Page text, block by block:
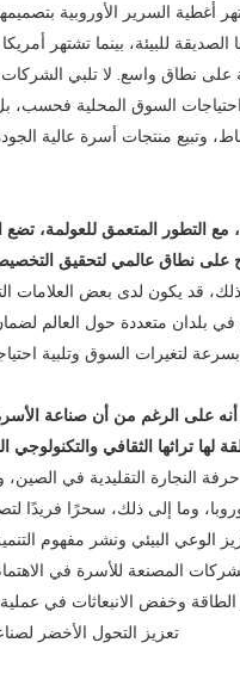
أغطية السرير الأوروبية
الصديقة للبيئة، بينما تشتهر
على نطاق واسع. لا تلبي
السوق المحلية فحسب،
وتبيع منتجات أسرة عالية
مع التطور المتعمق للعولمة،
على نطاق عالمي لتحقيق
قد يكون لدى بعض العلامات
في بلدان متعددة حول العالم
لتغيرات السوق وتلبية
أنه على الرغم من أن صناعة
لها تراثها الثقافي والتكنولوجي
النجارة التقليدية في الصين،
وما إلى ذلك، سحرًا فريدًا
الوعي البيئي ونشر مفهوم
المصنعة للأسرة في
الطاقة وخفض الانبعاثات في
تعزيز التحول الأخضر